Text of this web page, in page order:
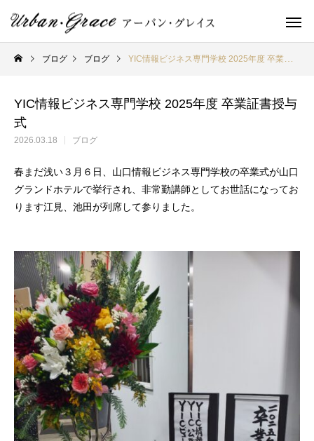
ブログ ブログ YIC情報ビジネス専門学校 2025年度 卒業証書授与式
YIC情報ビジネス専門学校 2025年度 卒業証書授与
式
2026.03.18 ブログ
春まだ浅い３月６日、山口情報ビジネス専門学校の卒業式が山口
グランドホテルで挙行され、非常勤講師としてお世話になってお
ります江見、池田が列席して参りました。